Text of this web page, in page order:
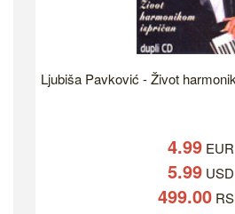
Ljubiša Pavković - Život
4.99 EUR
5.99 USD
499.00